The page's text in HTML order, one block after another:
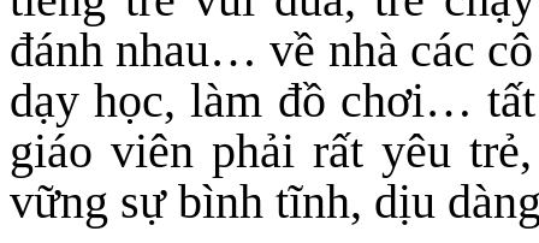
đánh nhau… về nhà các
dạy học, làm đồ chơi…
giáo viên phải rất yêu
vững sự bình tĩnh, dịu